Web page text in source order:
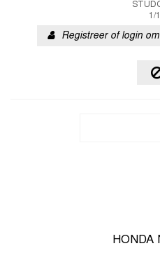
1/
Registreer of login
HONDA